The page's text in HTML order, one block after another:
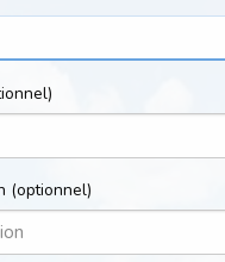
(optionnel)